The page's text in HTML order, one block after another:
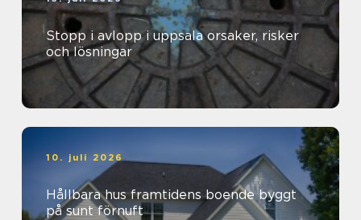
Stopp i avlopp i uppsala orsaker, risker
och lösningar
10. juli 2026
Hållbara hus framtidens boende byggt
på sunt förnuft